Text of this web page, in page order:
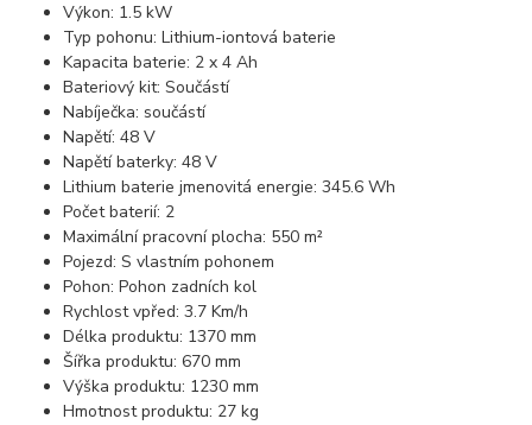
Výkon: 1.5 kW
Typ pohonu: Lithium-iontová baterie
Kapacita baterie: 2 x 4 Ah
Bateriový kit: Součástí
Nabíječka: součástí
Napětí: 48 V
Napětí baterky: 48 V
Lithium baterie jmenovitá energie: 345.6 Wh
Počet baterií: 2
Maximální pracovní plocha: 550 m²
Pojezd: S vlastním pohonem
Pohon: Pohon zadních kol
Rychlost vpřed: 3.7 Km/h
Délka produktu: 1370 mm
Šířka produktu: 670 mm
Výška produktu: 1230 mm
Hmotnost produktu: 27 kg